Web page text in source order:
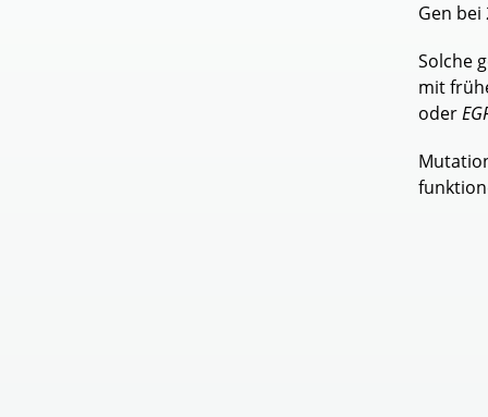
Gen
Solche
mit
oder